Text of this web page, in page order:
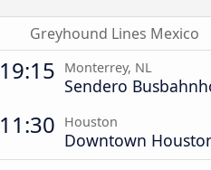
Greyhound Lines Mexico
19:15 Monterrey, NL
Sendero
11:30 Houston
Downtown